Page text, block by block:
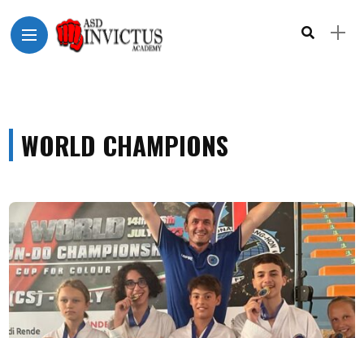
WORLD CHAMPIONS